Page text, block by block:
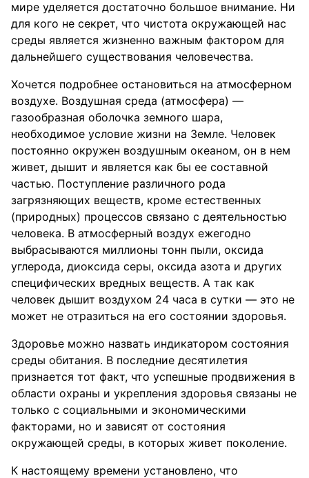
мире уделяется достаточно большое внимание. Ни
для кого не секрет, что чистота окружающей нас
среды является жизненно важным фактором для
дальнейшего существования человечества.
Хочется подробнее остановиться на атмосферном
воздухе. Воздушная среда (атмосфера) —
газообразная оболочка земного шара,
необходимое условие жизни на Земле. Человек
постоянно окружен воздушным океаном, он в нем
живет, дышит и является как бы ее составной
частью. Поступление различного рода
загрязняющих веществ, кроме естественных
(природных) процессов связано с деятельностью
человека. В атмосферный воздух ежегодно
выбрасываются миллионы тонн пыли, оксида
углерода, диоксида серы, оксида азота и других
специфических вредных веществ. А так как
человек дышит воздухом 24 часа в сутки — это не
может не отразиться на его состоянии здоровья.
Здоровье можно назвать индикатором состояния
среды обитания. В последние десятилетия
признается тот факт, что успешные продвижения в
области охраны и укрепления здоровья связаны не
только с социальными и экономическими
факторами, но и зависят от состояния
окружающей среды, в которых живет поколение.
К настоящему времени установлено, что